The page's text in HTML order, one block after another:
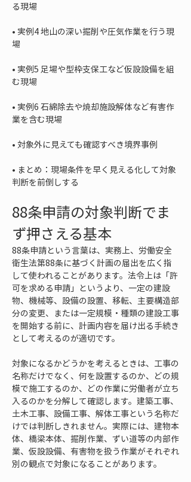
• 実例4 地山の深い掘削や圧気作業を行う現
• 実例5 足場や型枠支保工など仮設設備を組
• 実例6 石綿除去や焼却施設解体など有害作
•
• まとめ：現場条件を早く見える化して対象
判断を前倒しする
88条申請の対象判断でま
ず押さえる基本
88条申請という言葉は、実務上、労働安全
衛生法第88条に基づく計画の届出を広く指
して使われることがあります。法令上は「許
可を求める申請」というより、一定の建設
物、機械等、設備の設置、移転、主要構造部
分の変更、または一定規模・種類の建設工事
を開始する前に、計画内容を届け出る手続き
として考えるのが適切です。
対象になるかどうかを考えるときは、工事の
名称だけでなく、何を設置するのか、どの規
模で施工するのか、どの作業に労働者が立ち
入るのかを分解して確認します。建築工事、
土木工事、設備工事、解体工事という名称だ
けでは判断しきれません。実際には、建物本
体、橋梁本体、掘削作業、ずい道等の内部作
業、仮設設備、有害物を扱う作業がそれぞれ
別の観点で対象になることがあります。